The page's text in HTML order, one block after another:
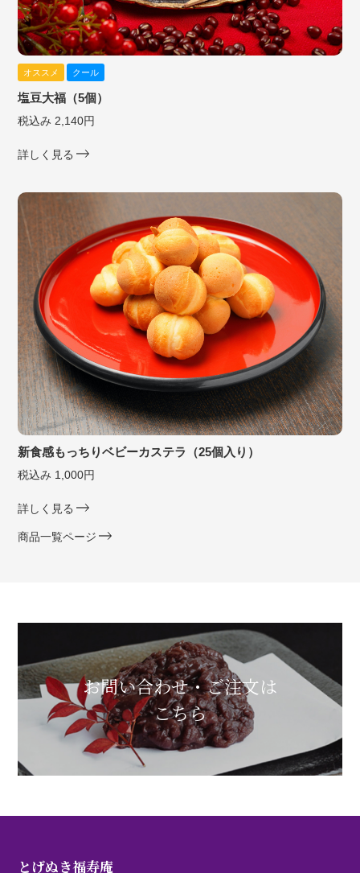
オススメ クール
塩豆大福（5個）
税込み 2,140円
詳しく見る
新食感もっちりベビーカステラ（25個入り）
税込み 1,000円
詳しく見る
商品一覧ページ
お問い合わせ・ご注文は
こちら
とげぬき福寿庵